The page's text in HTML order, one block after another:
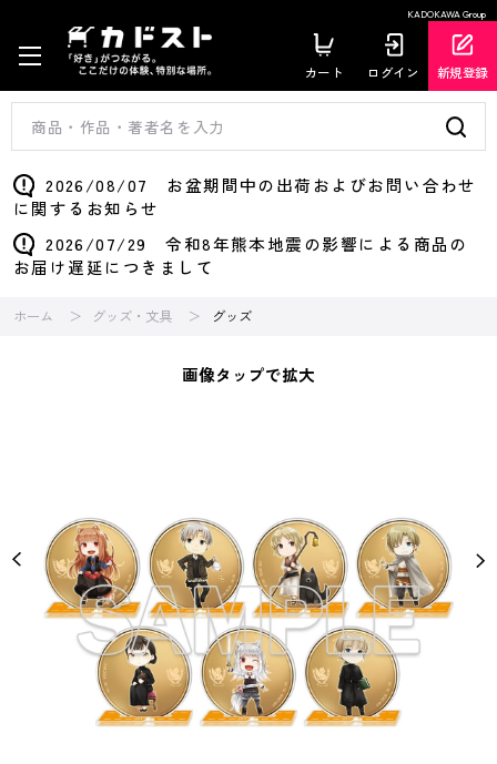
KADOKAWA Group
カート ログイン 新規登録
2026/08/07 お盆期間中の出荷およびお問い合わせ
に関するお知らせ
2026/07/29 令和8年熊本地震の影響による商品の
お届け遅延につきまして
ホーム グッズ・文具 グッズ
画像タップで拡大